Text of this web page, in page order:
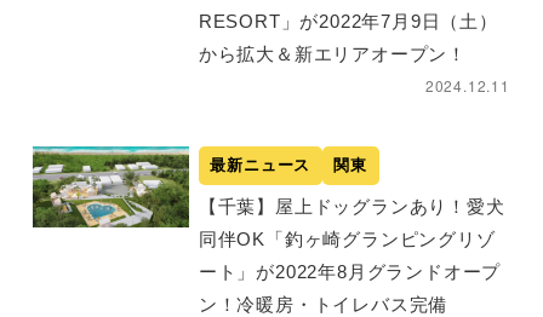
RESORT」が2022年7月9日（土）
から拡大＆新エリアオープン！
2024.12.11
最新ニュース 関東
【千葉】屋上ドッグランあり！愛犬
同伴OK「釣ヶ崎グランピングリゾ
ート」が2022年8月グランドオープ
ン！冷暖房・トイレバス完備